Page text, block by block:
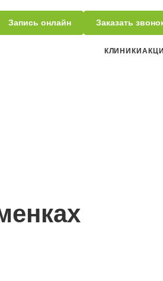
Запись онлайн Заказать
КЛИНИКИ